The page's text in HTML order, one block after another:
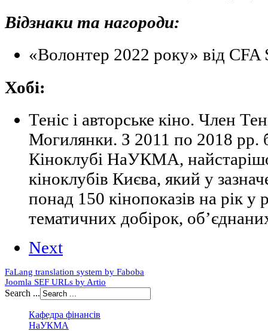
Відзнаки та нагороди:
«Волонтер 2022 року» від
Хобі:
Теніс і авторське кіно. Член
Могилянки. З 2011 по 2018 рр.
Кіноклубі НаУКМА,
кіноклубів Києва, який у
понад 150 кінопоказів на рік
тематичних добірок,
Next
FaLang translation system by Faboba
Joomla SEF URLs by Artio
Search ...
Кафедра фінансів
НаУКМА